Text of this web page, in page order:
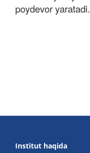
poydevor yaratadi.
Institut haqida